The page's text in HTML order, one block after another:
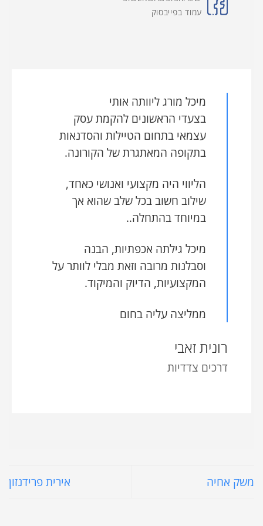
עמוד בפייבסוק
מיכל מורג ליוותה אותי
בצעדי הראשונים להקמת עסק
עצמאי בתחום הטיילות והסדנאות
בתקופה המאתגרת של הקורונה.
הליווי היה מקצועי ואנושי כאחד,
שילוב חשוב בכל שלב שהוא אך
במיוחד בהתחלה..
מיכל גילתה אכפתיות, הבנה
וסבלנות מרובה וזאת מבלי לוותר על
המקצועיות, הדיוק והמיקוד.
ממליצה עליה בחום
רונית זאבי
דרכים צדדיות
משק אחיה אירית פרידנזון